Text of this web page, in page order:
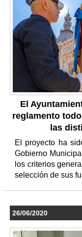
El
reglamento
las
El proyecto ha
Gobierno
los criterios
selección de sus
26/06/2020